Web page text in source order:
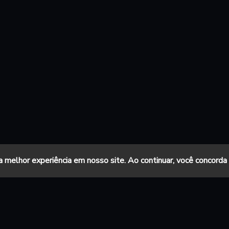
melhor experiência em nosso site. Ao continuar, você